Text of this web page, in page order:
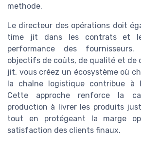
methode.
Le directeur des opérations doit
time jit dans les contrats et
performance des
objectifs de coûts, de qualité et de
jit, vous créez un écosystème où
la chaîne logistique contribue à
Cette approche renforce la
production à livrer les produits
tout en protégeant la marge
satisfaction des clients finaux.